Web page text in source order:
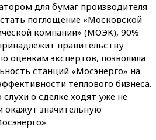
для бумаг производителя
поглощение «Московской
компании» (МОЭК), 90%
правительству
оценкам экспертов, позволила
станций «Мосэнерго» на
теплового бизнеса.
о сделке ходят уже не
окажут значительную